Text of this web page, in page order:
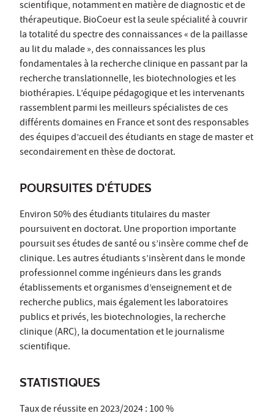
scientifique, notamment en matière de diagnostic et de
thérapeutique. BioCoeur est la seule spécialité à couvrir
la totalité du spectre des connaissances « de la paillasse
au lit du malade », des connaissances les plus
fondamentales à la recherche clinique en passant par la
recherche translationnelle, les biotechnologies et les
biothérapies. L’équipe pédagogique et les intervenants
rassemblent parmi les meilleurs spécialistes de ces
différents domaines en France et sont des responsables
des équipes d’accueil des étudiants en stage de master et
secondairement en thèse de doctorat.
POURSUITES D'ÉTUDES
Environ 50% des étudiants titulaires du master
poursuivent en doctorat. Une proportion importante
poursuit ses études de santé ou s’insère comme chef de
clinique. Les autres étudiants s’insèrent dans le monde
professionnel comme ingénieurs dans les grands
établissements et organismes d’enseignement et de
recherche publics, mais également les laboratoires
publics et privés, les biotechnologies, la recherche
clinique (ARC), la documentation et le journalisme
scientifique.
STATISTIQUES
Taux de réussite en 2023/2024 : 100 %